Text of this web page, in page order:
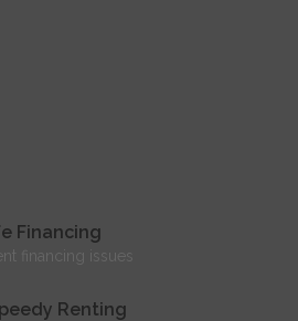
Financing
financing issues
Renting